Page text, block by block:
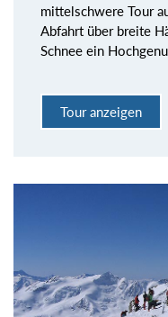
mittelschwere Tour
Abfahrt über breite
Schnee ein
Tour anzeigen